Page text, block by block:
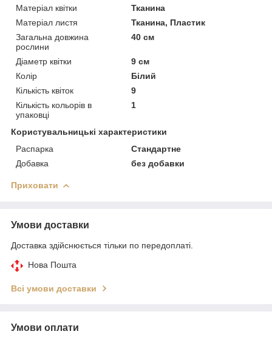
Матеріал квітки
Тканина
Матеріал листя
Тканина, Пластик
Загальна довжина
рослини
40 см
Діаметр квітки
9 см
Колір
Білий
Кількість квіток
9
Кількість кольорів в
упаковці
1
Користувальницькі характеристики
Распарка
Стандартне
Добавка
без добавки
Приховати
Умови доставки
Доставка здійснюється тільки по передоплаті.
Нова Пошта
Всі умови доставки
Умови оплати